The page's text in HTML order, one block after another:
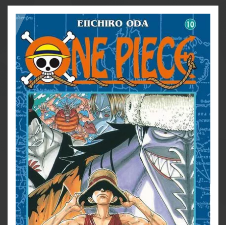
Menschen auf der Insel Arlong Park unterdrücken.
Das Schlimmste ist, dass Nami mit den grausamen
Fischmenschen gemeinsame Sache macht. Doch
Widerstand regt sich gegen dieses Terror-Regime und
zeitgleich mit Sanji und Ruffy segelt auch die Marine
nach Arlong Park...
Für Fans von Naruto, Dragon Ball, My Hero Academia
und Fairy Tail!
Weitere Infos:
- Anime-Serie bei Crunchyroll, Wakanim und Anime
on Demand
- bisher 13 Anime-Kinofilme
- DVD/BD bei Kazé
- Live-Action-Netflixserie geplant
- diverse Videospiele
- ab 10 Jahren